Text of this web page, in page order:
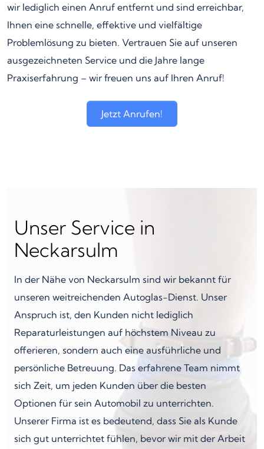
wir lediglich einen Anruf entfernt und sind erreichbar,
Ihnen eine schnelle, effektive und vielfältige
Problemlösung zu bieten. Vertrauen Sie auf unseren
ausgezeichneten Service und die Jahre lange
Praxiserfahrung – wir freuen uns auf Ihren Anruf!
Jetzt Anrufen!
Unser Service in
Neckarsulm
In der Nähe von Neckarsulm sind wir bekannt für
unseren weitreichenden Autoglas-Dienst. Unser
Anspruch ist, den Kunden nicht lediglich
Reparaturleistungen auf höchstem Niveau zu
offerieren, sondern auch eine ausführliche und
persönliche Betreuung. Das erfahrene Team nimmt
sich Zeit, um jeden Kunden über die besten
Optionen für sein Automobil zu unterrichten.
Unserer Firma ist es bedeutend, dass Sie als Kunde
sich gut unterrichtet fühlen, bevor wir mit der Arbeit